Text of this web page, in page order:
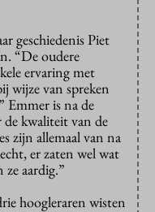
geschiedenis Piet
“De oudere
ervaring met
wijze van spreken
Emmer is na de
kwaliteit van de
zijn allemaal van na
er zaten wel wat
ze aardig.”
hoogleraren wisten